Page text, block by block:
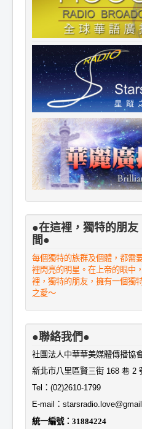
●在這裡，獨特的朋
間●
每個獨特的族群及個體，都需
裡閃亮的明星。在上帝的眼中
裡，獨特的朋友，擁有一個獨
之愛～
●聯絡我們●
社團法人中華華美媒體傳播協
新北市八里區賢三街 168 巷 2
Tel ： (02)2610-1799
E-mail ：
統一編號： 31884224